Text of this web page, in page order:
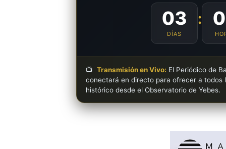
03
DÍAS
:
📺 Transmisión en Vivo: El Periódico de
conectará en directo para ofrecer a todos
histórico desde el Observatorio de Yebes.